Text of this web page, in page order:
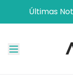
Últimas